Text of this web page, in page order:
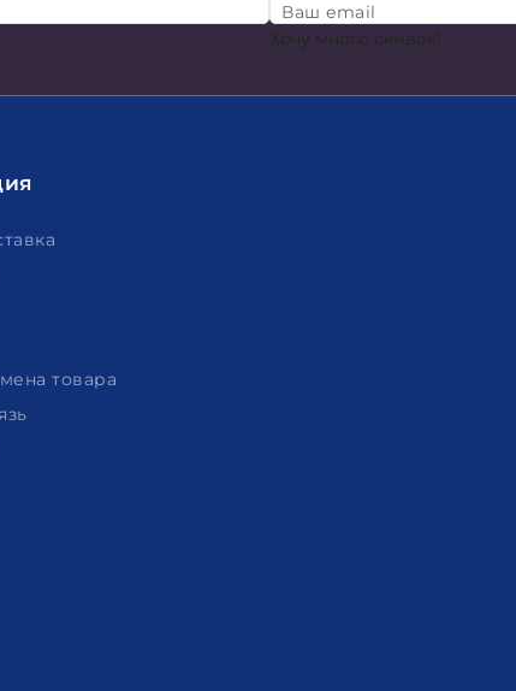
Ваш email
Хочу много скидок!
товара